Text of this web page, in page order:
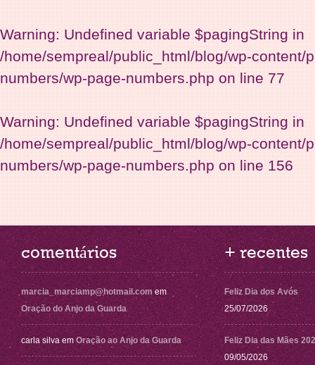
Warning: Undefined variable $pagingString in
/home/sempreal/public_html/blog/wp-content/
numbers/wp-page-numbers.php on line 77
Warning: Undefined variable $pagingString in
/home/sempreal/public_html/blog/wp-content/
numbers/wp-page-numbers.php on line 156
comentários
marcia_marciamp@hotmail.com em
Oração do Anjo da Guarda
carla silva em Oração ao Anjo da Guarda
+ recentes
Feliz Dia dos Avós
25/07/2026
Feliz Dia das Mães
09/05/2026